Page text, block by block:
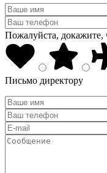
Пожалуйста, докажите,
Письмо директору